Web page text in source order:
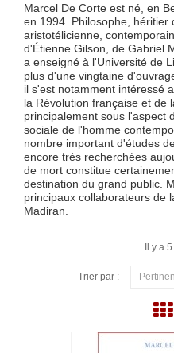
Marcel De Corte est né, en
en 1994. Philosophe, héritier
aristotélicienne,
d'Étienne Gilson, de Gabriel
a enseigné à l'Université de
plus d'une vingtaine
il s'est notamment intéressé
la Révolution française et de
principalement sous l'aspect
sociale de l'homme
nombre important d'études
encore très recherchées
de mort constitue
destination du grand public.
principaux collaborateurs de
Madiran.
Il y a
Trier par :